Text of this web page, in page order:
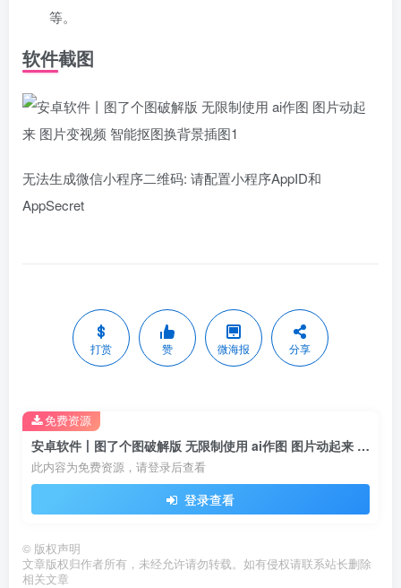
等。
软件截图
无法生成微信小程序二维码: 请配置小程序AppID和
AppSecret
打赏 赞 微海报 分享
安卓软件丨图了个图破解版 无限制使用 ai作图 图片动起来 图片变视频 智能抠图换背景
此内容为免费资源，请登录后查看
登录查看
免费资源
© 版权声明
文章版权归作者所有，未经允许请勿转载。如有侵权请联系站长删除
相关文章